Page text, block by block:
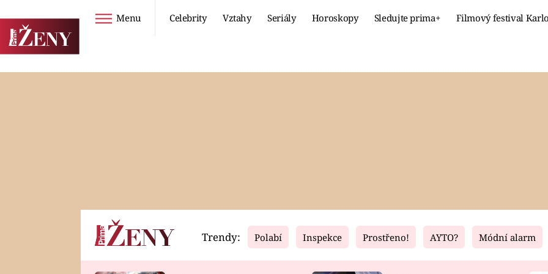
Menu Celebrity Vztahy Seriály Horoskopy Sledujte prima+ Filmový festival
Horoskopy Video Fresh Living
Trendy: Polabí Inspekce Prostřeno! AYTO? Módní alarm